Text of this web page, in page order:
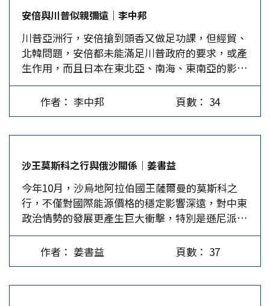
不過，杜特蒂11月8日啟程前往越南出席APEC峰會
前表示，「是時候了，無論是在雙邊或全體出席的
場合，我應該把這個重要的議題搬上檯面。」但他
強調不會擺出對抗姿態。菲律賓國防部長洛倫扎納
也表示，兩國將協商軍事協議，以避免發生海事
「誤判」。他說，菲律賓今年8月曾將竹子及棕櫚
屋頂等材料，運到南沙中業島約4公里的沙洲，準
備搭建漁民休息棚，但因中方抗議而中止計畫，相
利，在峰會或多邊會議上只談準則的條規，無關主
權。菲國部分政治人物及南海專家認為主權不容擱
置，但杜特蒂認為，若上談判桌就提主權，什麼也
談不成，「已依現狀做了最好的微調」、「只有菲
律賓和中國大陸，沒有其他聲索方。」他坦承，就
算仲裁裁決贏了，也無法阻止北京聲索南海主權並
填礁建島，「只有一個解決辦法，但我們承擔得起
嗎？」…
安倍與川普似親彌遠｜李中邦
川普亞洲行，安倍搶到頭香又做足功課，但經貿、
北韓問題，安倍都未能滿足川普政府的要求，或產
生作用，而且日本在東北亞、南海、東南亞的影響
力下降，安倍和川普狀似親密，其實距離不小。
川普就任後首次出訪亞洲5國12天，各國皆使出渾
身解數接待。之前，日本首相安倍晉三跟他已會談
俑者，自然會趁此機會凸顯他跟川普與眾不同的個
人關係，這同時也是11月1日第4次安倍內閣啟動後
的外交再出發。然而，搶第一、下功夫，不見得能
得到獎品。 日相拼命巴結川普家族 川普行前兩
天，其助理，即長女伊凡卡，先行訪日參加日本政
府舉辦的「國際女性會議WAW！」、發表演講，
日本政府派出鎮暴女警為她維安，安倍以首相之尊
不但親自陪同與會，還安排伊凡卡與河野外相、野
作者： 李中邦 頁數： 34
沙王莫斯科之行與俄沙關係｜姜書益
今年10月，沙烏地阿拉伯國王薩爾曼的莫斯科之
行，不僅對國際能源價格的穩定影響深遠，對中東
政治情勢的發展更產生巨大衝擊，特別是遜尼派穆
斯林國家對俄羅斯的態度會有所轉變。 俄沙接近
的原因 10月5日沙王薩爾曼率龐大代表團訪問俄羅
斯，這是2007年普丁沙國之行的答訪。當時普丁也
作者： 姜書益 頁數： 37